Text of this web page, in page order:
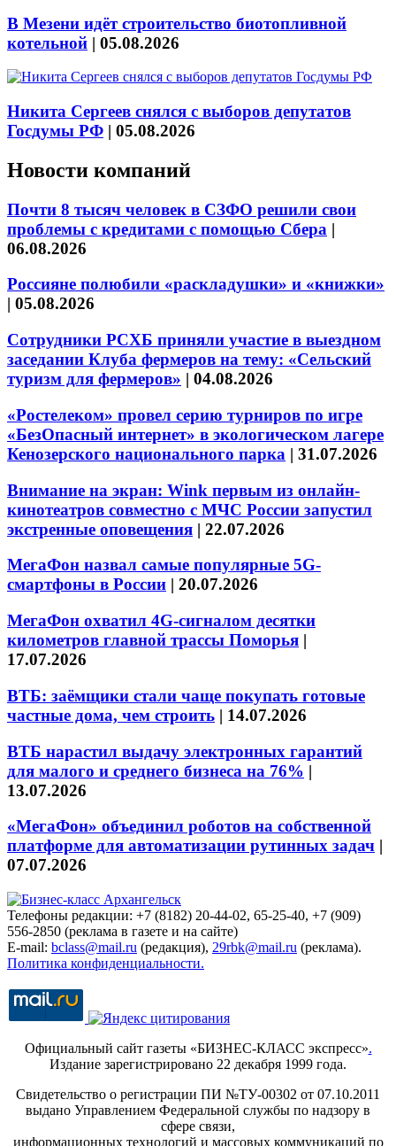
В Мезени идёт строительство биотопливной
котельной | 05.08.2026
Никита Сергеев снялся с выборов депутатов
Госдумы РФ | 05.08.2026
Новости компаний
Почти 8 тысяч человек в СЗФО решили свои
проблемы с кредитами с помощью Сбера |
06.08.2026
Россияне полюбили «раскладушки» и «книжки»
| 05.08.2026
Сотрудники РСХБ приняли участие в выездном
заседании Клуба фермеров на тему: «Сельский
туризм для фермеров» | 04.08.2026
«Ростелеком» провел серию турниров по игре
«БезОпасный интернет» в экологическом лагере
Кенозерского национального парка | 31.07.2026
Внимание на экран: Wink первым из онлайн-
кинотеатров совместно с МЧС России запустил
экстренные оповещения | 22.07.2026
МегаФон назвал самые популярные 5G-
смартфоны в России | 20.07.2026
МегаФон охватил 4G-сигналом десятки
километров главной трассы Поморья |
17.07.2026
ВТБ: заёмщики стали чаще покупать готовые
частные дома, чем строить | 14.07.2026
ВТБ нарастил выдачу электронных гарантий
для малого и среднего бизнеса на 76% |
13.07.2026
«МегаФон» объединил роботов на собственной
платформе для автоматизации рутинных задач |
07.07.2026
Телефоны редакции: +7 (8182) 20-44-02, 65-25-40, +7 (909)
556-2850 (реклама в газете и на сайте)
E-mail: bclass@mail.ru (редакция), 29rbk@mail.ru (реклама).
Политика конфиденциальности.
Официальный сайт газеты «БИЗНЕС-КЛАСС экспресс».
Издание зарегистрировано 22 декабря 1999 года.
Свидетельство о регистрации ПИ №ТУ-00302 от 07.10.2011
выдано Управлением Федеральной службы по надзору в
сфере связи,
информационных технологий и массовых коммуникаций по